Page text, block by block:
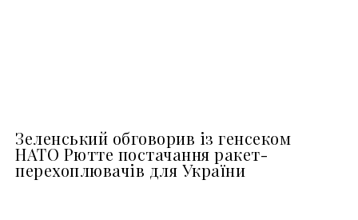
Зеленський обговорив із генсеком
НАТО Рютте постачання ракет-
перехоплювачів для України